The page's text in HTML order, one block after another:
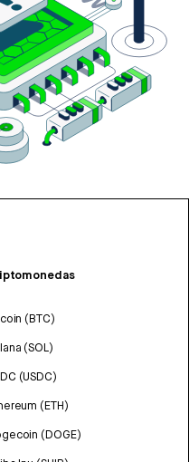
(BTC)
(SOL)
(USDC)
(ETH)
(DOGE)